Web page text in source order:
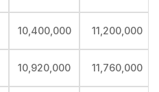
10,400,000 11,200,000
10,920,000 11,760,000